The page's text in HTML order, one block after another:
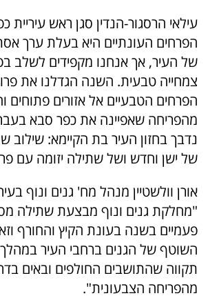
עילאי הרסגור-הנדין סגן ראש
הפרחים העונתיים היא בעלת ערך
של העיר, אך אנחנו מקפידים לשלב
צמחייה טבעית. השנה הגדלנו את
הפרחים הטבעיים אל אזורים פתוחים
מהפריחה שאפיינה את כפר סבא
נדבך בחזון העיר בת הקיימא: שילוב
של ישן וחדש ושל שתילה יזומה עם
אורן וולשטיין מנהל מח' גנים ונוף
"מחלקת גנים ונוף מבצעת שתילה
פעמיים בשנה בעונת הקיץ והחורף
השוטף של הגנים ברחבי העיר
תקווה שהתושבים החולפים ובאים
מהפריחה הצבעונית".